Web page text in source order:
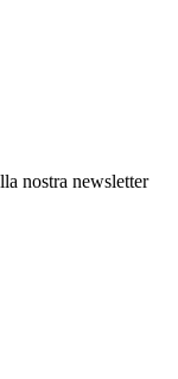
nostra newsletter